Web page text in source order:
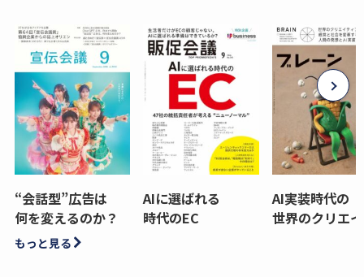
“会話型”広告は
何を変えるのか？
AIに選ばれる
時代のEC
AI実装時代の
世界のクリエ
もっと見る